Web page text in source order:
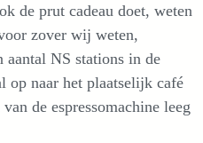
de prut cadeau doet, weten
zover wij weten,
aantal NS stations in de
op naar het plaatselijk café
de espressomachine leeg